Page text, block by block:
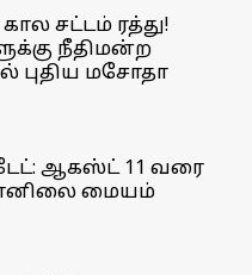
சட்டம் ரத்து!
நீதிமன்ற
புதிய மசோதா
ஆகஸ்ட் 11 வரை
மையம்